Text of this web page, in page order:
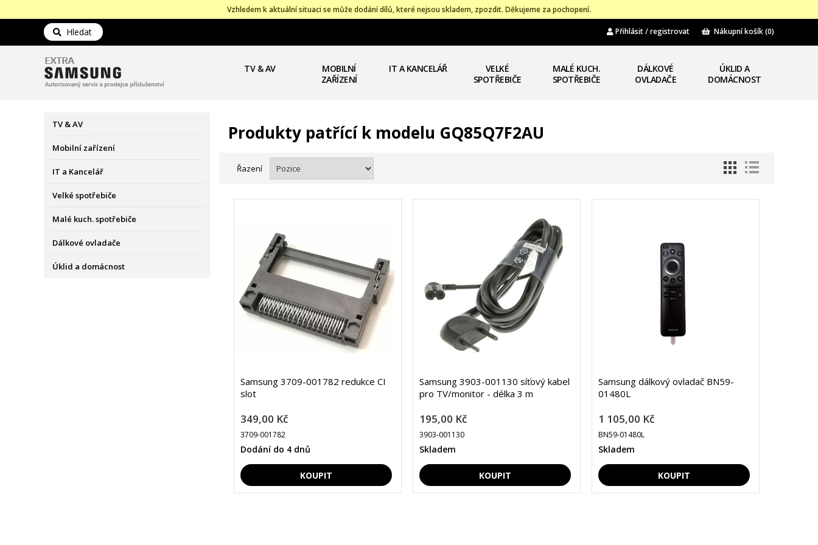
Vzhledem k aktuální situaci se může dodání dílů, které nejsou skladem, zpozdit. Děkujeme za pochopení.
Hledat Přihlásit / registrovat Nákupní košík(0)
TV & AV
MOBILNÍ
ZAŘÍZENÍ
IT A KANCELÁŘ
VELKÉ
SPOTŘEBIČE
MALÉ KUCH.
SPOTŘEBIČE
DÁLKOVÉ
OVLADAČE
ÚKLID A
DOMÁCNOST
TV & AV
Mobilní zařízení
IT a Kancelář
Velké spotřebiče
Malé kuch. spotřebiče
Dálkové ovladače
Úklid a domácnost
Produkty patřící k modelu GQ85Q7F2AU
Řazení
Samsung 3709-001782 redukce CI
slot
349,00 Kč
3709-001782
Dodání do 4 dnů
Samsung 3903-001130 síťový kabel
pro TV/monitor - délka 3 m
195,00 Kč
3903-001130
Skladem
Samsung dálkový ovladač BN59-
01480L
1 105,00 Kč
BN59-01480L
Skladem